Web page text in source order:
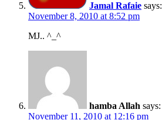
Jamal Rafaie says:
November 8, 2010 at 8:52 pm
MJ.. ^_^
hamba Allah says:
November 11, 2010 at 12:16 pm